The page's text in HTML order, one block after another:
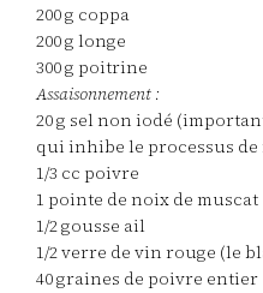
200 g coppa
200 g longe
300 g poitrine
Assaisonnement :
20 g sel non iodé
qui inhibe le processus
1/3 cc poivre
1 pointe de noix de muscat
1/2 gousse ail
1/2 verre de vin rouge (le
40 graines de poivre entier